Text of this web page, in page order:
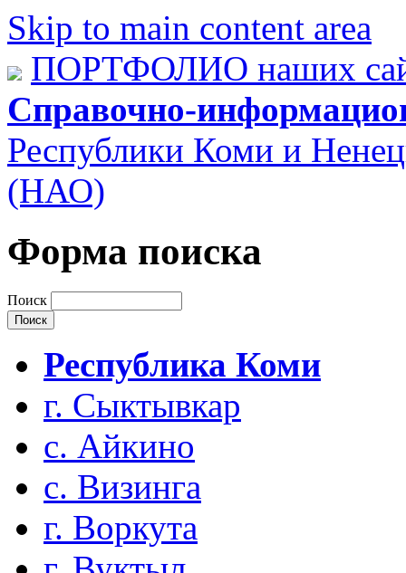
Skip to main content area
ПОРТФОЛИО наших
Справочно-
Республики Коми и
(НАО)
Форма поиска
Поиск
Республика Коми
г. Сыктывкар
с. Айкино
с. Визинга
г. Воркута